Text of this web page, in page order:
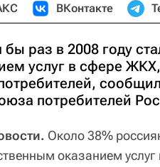
ВКонтакте
раз в 2008 году
услуг в сфере
потребителей
Около 38%
оказанием